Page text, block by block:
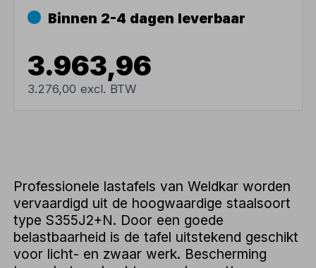
Binnen 2-4 dagen leverbaar
3.963,96
3.276,00 excl. BTW
Professionele lastafels van Weldkar worden
vervaardigd uit de hoogwaardige staalsoort
type S355J2+N. Door een goede
belastbaarheid is de tafel uitstekend geschikt
voor licht- en zwaar werk. Bescherming